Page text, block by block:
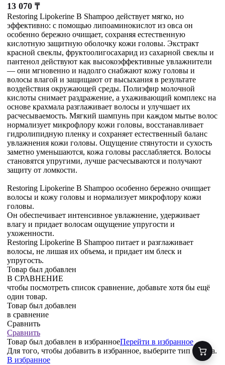
13 070 ₸
Restoring Lipokerine B Shampoo действует мягко, но
эффективно: с помощью липоаминокислот из овса он
особенно бережно очищает, сохраняя естественную
кислотную защитную оболочку кожи головы. Экстракт
красной свеклы, фруктоолигосахарид из сахарной свеклы и
пантенол действуют как высокоэффективные увлажнители
— они мгновенно и надолго снабжают кожу головы и
волосы влагой и защищают от высыхания в результате
воздействия окружающей среды. Полиэфир молочной
кислоты снимает раздражение, а ухаживающий комплекс на
основе крахмала разглаживает волосы и улучшает их
расчесываемость. Мягкий шампунь при каждом мытье волос
нормализует микрофлору кожи головы, восстанавливает
гидролипидную пленку и сохраняет естественный баланс
увлажнения кожи головы. Ощущение стянутости и сухость
заметно уменьшаются, кожа головы расслабляется. Волосы
становятся упругими, лучше расчесываются и получают
защиту от ломкости.
Restoring Lipokerine B Shampoo особенно бережно очищает
волосы и кожу головы и нормализует микрофлору кожи
головы.
Он обеспечивает интенсивное увлажнение, удерживает
влагу и придает волосам ощущение упругости и
ухоженности.
Restoring Lipokerine B Shampoo питает и разглаживает
волосы, не лишая их объема, и придает им блеск и
упругость.
Товар был добавлен
В СРАВНЕНИЕ
чтобы посмотреть список сравнение, добавьте хотя бы ещё
один товар.
Товар был добавлен
в сравнение
Сравнить
Сравнить
Товар был добавлен в избранноеПерейти в избранное
Для того, чтобы добавить в избранное, выберите тип товара.
В избранное